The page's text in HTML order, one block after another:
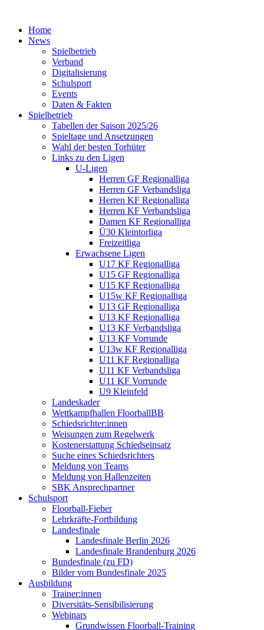
Home
News
Spielbetrieb
Verband
Digitalisierung
Schulsport
Events
Daten & Fakten
Spielbetrieb
Tabellen der Saison 2025/26
Spieltage und Ansetzungen
Wahl der besten Torhüter
Links zu den Ligen
U-Ligen
Herren GF Regionalliga
Herren GF Verbandsliga
Herren KF Regionalliga
Herren KF Verbandsliga
Damen KF Regionalliga
Ü30 Kleintorliga
Freizeitliga
Erwachsene Ligen
U17 KF Regionalliga
U15 GF Regionalliga
U15 KF Regionalliga
U15w KF Regionalliga
U13 GF Regionalliga
U13 KF Regionalliga
U13 KF Verbandsliga
U13 KF Vorrunde
U13w KF Regionalliga
U11 KF Regionalliga
U11 KF Verbandsliga
U11 KF Vorrunde
U9 Kleinfeld
Landeskader
Wettkampfhallen FloorballBB
Schiedsrichter:innen
Weisungen zum Regelwerk
Kostenerstattung Schiedseinsatz
Suche eines Schiedsrichters
Meldung von Teams
Meldung von Hallenzeiten
SBK Ansprechpartner
Schulsport
Floorball-Fieber
Lehrkräfte-Fortbildung
Landesfinale
Landesfinale Berlin 2026
Landesfinale Brandenburg 2026
Bundesfinale (zu FD)
Bilder vom Bundesfinale 2025
Ausbildung
Trainer:innen
Diversitäts-Sensibilisierung
Webinars
Grundwissen Floorball-Training